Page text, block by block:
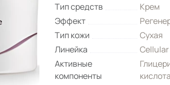
Тип средств
Крем
Эффект
Тип кожи
Сухая
Линейка
Cellular
Активные
компоненты
кислота